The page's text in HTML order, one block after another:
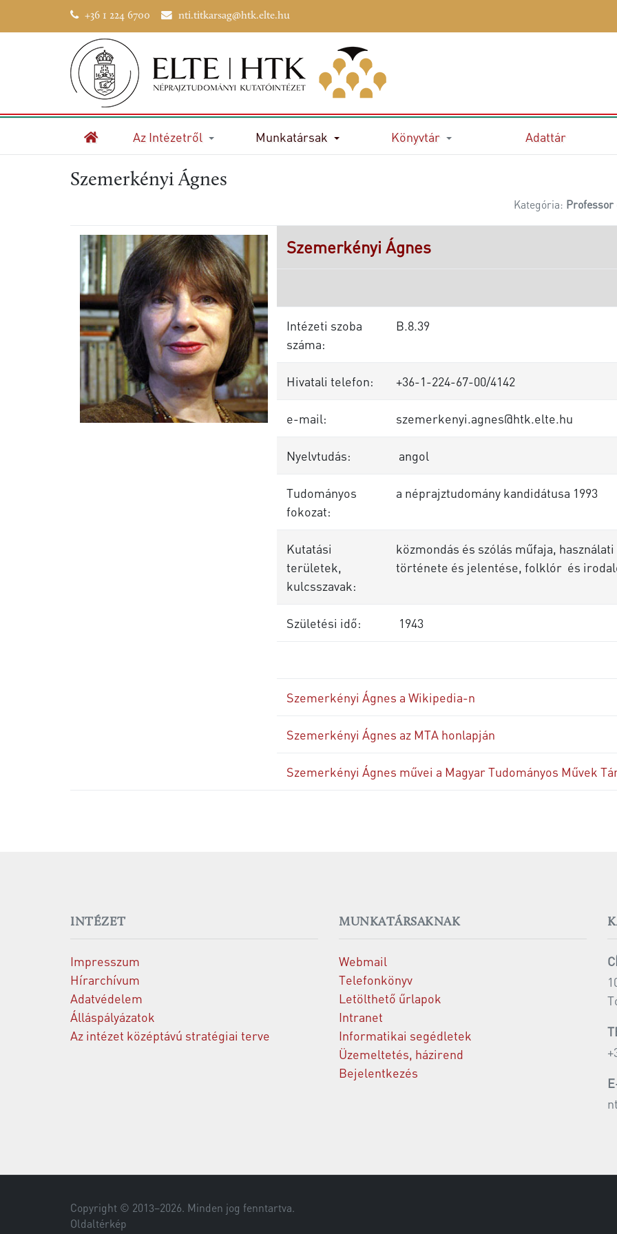
+36 1 224 6700 nti.titkarsag@htk.elte.hu
Kezdőlap
Az Intézetről Munkatársak Könyvtár Adattár
Szemerkényi Ágnes
Kategória:
Szemerkényi Ágnes
Intézeti szoba
száma:
B.8.39
Hivatali telefon: +36-1-224-67-00/4142
e-mail: szemerkenyi.agnes@htk.elte.hu
Nyelvtudás: angol
Tudományos
fokozat:
a néprajztudomány kandidátusa 1993
Kutatási
területek,
kulcsszavak:
közmondás és szólás műfaja,
története és jelentése, folklór és
Születési idő: 1943
Szemerkényi Ágnes a Wikipedia-n
Szemerkényi Ágnes az MTA honlapján
Szemerkényi Ágnes művei a Magyar Tudományos Művek
INTÉZET
Impresszum
Hírarchívum
Adatvédelem
Álláspályázatok
Az intézet középtávú stratégiai terve
MUNKATÁRSAKNAK
Webmail
Telefonkönyv
Letölthető űrlapok
Intranet
Informatikai segédletek
Üzemeltetés, házirend
Bejelentkezés
Copyright © 2013–2026. Minden jog fenntartva.
Oldaltérkép